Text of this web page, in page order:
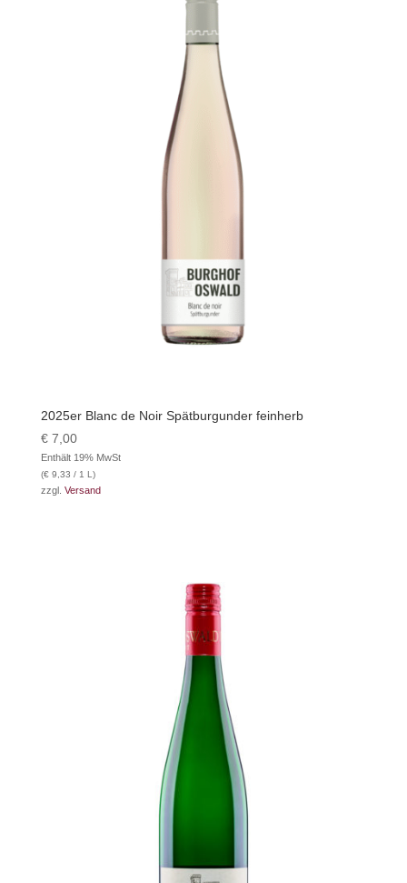
2025er Blanc de Noir Spätburgunder feinherb
€7,00
Enthält 19% MwSt
(€9,33 / 1 L)
zzgl. Versand